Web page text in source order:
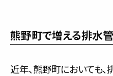
熊野町で増える排水
近年、熊野町においても